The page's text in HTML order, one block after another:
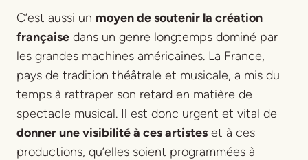
C’est aussi un moyen de soutenir la création
française dans un genre longtemps dominé par
les grandes machines américaines. La France,
pays de tradition théâtrale et musicale, a mis du
temps à rattraper son retard en matière de
spectacle musical. Il est donc urgent et vital de
donner une visibilité à ces artistes et à ces
productions, qu’elles soient programmées à